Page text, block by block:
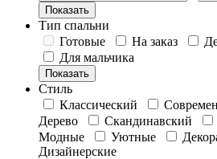
Показать
Тип спальни
Готовые
На заказ
Для мальчика
Показать
Стиль
Классический
Дерево
Скандинавский
Модные
Уютные
Дизайнерские